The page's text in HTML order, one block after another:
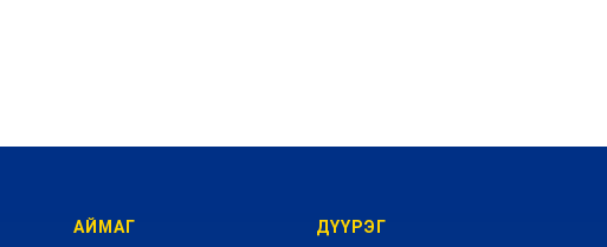
АЙМАГ ДҮҮРЭГ